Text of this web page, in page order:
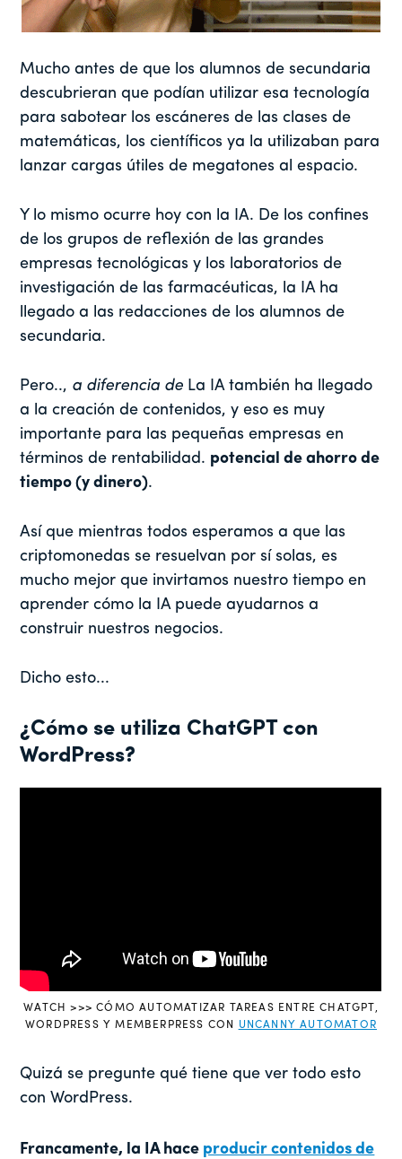
Mucho antes de que los alumnos de secundaria
descubrieran que podían utilizar esa tecnología
para sabotear los escáneres de las clases de
matemáticas, los científicos ya la utilizaban para
lanzar cargas útiles de megatones al espacio.
Y lo mismo ocurre hoy con la IA. De los confines
de los grupos de reflexión de las grandes
empresas tecnológicas y los laboratorios de
investigación de las farmacéuticas, la IA ha
llegado a las redacciones de los alumnos de
secundaria.
Pero.., a diferencia de La IA también ha llegado
a la creación de contenidos, y eso es muy
importante para las pequeñas empresas en
términos de rentabilidad. potencial de ahorro de
tiempo (y dinero).
Así que mientras todos esperamos a que las
criptomonedas se resuelvan por sí solas, es
mucho mejor que invirtamos nuestro tiempo en
aprender cómo la IA puede ayudarnos a
construir nuestros negocios.
Dicho esto...
¿Cómo se utiliza ChatGPT con
WordPress?
WATCH >>> CÓMO AUTOMATIZAR TAREAS ENTRE CHATGPT,
WORDPRESS Y MEMBERPRESS CON
UNCANNY AUTOMATOR
Quizá se pregunte qué tiene que ver todo esto
con WordPress.
Francamente, la IA hace producir contenidos de